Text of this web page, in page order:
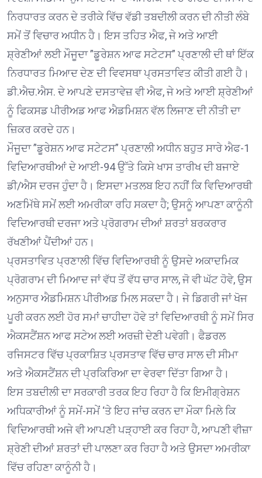
ਨਿਰਧਾਰਤ ਕਰਨ ਦੇ ਤਰੀਕੇ ਵਿੱਚ ਵੱਡੀ ਤਬਦੀਲੀ ਕਰਨ ਦੀ ਨੀਤੀ ਲੰਬੇ
ਸਮੇਂ ਤੋਂ ਵਿਚਾਰ ਅਧੀਨ ਹੈ। ਇਸ ਤਹਿਤ ਐਫ, ਜੇ ਅਤੇ ਆਈ
ਸ਼੍ਰੇਣੀਆਂ ਲਈ ਮੌਜੂਦਾ ”ਡੂਰੇਸ਼ਨ ਆਫ ਸਟੇਟਸ” ਪ੍ਰਣਾਲੀ ਦੀ ਥਾਂ ਇੱਕ
ਨਿਰਧਾਰਤ ਮਿਆਦ ਦੇਣ ਦੀ ਵਿਵਸਥਾ ਪ੍ਰਸਤਾਵਿਤ ਕੀਤੀ ਗਈ ਹੈ।
ਡੀ.ਐਚ.ਐਸ. ਦੇ ਆਪਣੇ ਦਸਤਾਵੇਜ਼ ਵੀ ਐਫ, ਜੇ ਅਤੇ ਆਈ ਸ਼੍ਰੇਣੀਆਂ
ਨੂੰ ਫਿਕਸਡ ਪੀਰੀਅਡ ਆਫ ਐਡਮਿਸ਼ਨ ਵੱਲ ਲਿਜਾਣ ਦੀ ਨੀਤੀ ਦਾ
ਜ਼ਿਕਰ ਕਰਦੇ ਹਨ।
ਮੌਜੂਦਾ ”ਡੂਰੇਸ਼ਨ ਆਫ ਸਟੇਟਸ” ਪ੍ਰਣਾਲੀ ਅਧੀਨ ਬਹੁਤ ਸਾਰੇ ਐਫ-1
ਵਿਦਿਆਰਥੀਆਂ ਦੇ ਆਈ-94 ਉੱਤੇ ਕਿਸੇ ਖਾਸ ਤਾਰੀਖ ਦੀ ਬਜਾਏ
ਡੀ/ਐਸ ਦਰਜ ਹੁੰਦਾ ਹੈ। ਇਸਦਾ ਮਤਲਬ ਇਹ ਨਹੀਂ ਕਿ ਵਿਦਿਆਰਥੀ
ਅਣਮਿੱਥੇ ਸਮੇਂ ਲਈ ਅਮਰੀਕਾ ਰਹਿ ਸਕਦਾ ਹੈ; ਉਸਨੂੰ ਆਪਣਾ ਕਾਨੂੰਨੀ
ਵਿਦਿਆਰਥੀ ਦਰਜਾ ਅਤੇ ਪ੍ਰੋਗਰਾਮ ਦੀਆਂ ਸ਼ਰਤਾਂ ਬਰਕਰਾਰ
ਰੱਖਣੀਆਂ ਪੈਂਦੀਆਂ ਹਨ।
ਪ੍ਰਸਤਾਵਿਤ ਪ੍ਰਣਾਲੀ ਵਿੱਚ ਵਿਦਿਆਰਥੀ ਨੂੰ ਉਸਦੇ ਅਕਾਦਮਿਕ
ਪ੍ਰੋਗਰਾਮ ਦੀ ਮਿਆਦ ਜਾਂ ਵੱਧ ਤੋਂ ਵੱਧ ਚਾਰ ਸਾਲ, ਜੋ ਵੀ ਘੱਟ ਹੋਵੇ, ਉਸ
ਅਨੁਸਾਰ ਐਡਮਿਸ਼ਨ ਪੀਰੀਅਡ ਮਿਲ ਸਕਦਾ ਹੈ। ਜੇ ਡਿਗਰੀ ਜਾਂ ਖੋਜ
ਪੂਰੀ ਕਰਨ ਲਈ ਹੋਰ ਸਮਾਂ ਚਾਹੀਦਾ ਹੋਵੇ ਤਾਂ ਵਿਦਿਆਰਥੀ ਨੂੰ ਸਮੇਂ ਸਿਰ
ਐਕਸਟੈਂਸ਼ਨ ਆਫ ਸਟੇਅ ਲਈ ਅਰਜ਼ੀ ਦੇਣੀ ਪਵੇਗੀ। ਫੈਡਰਲ
ਰਜਿਸਟਰ ਵਿੱਚ ਪ੍ਰਕਾਸ਼ਿਤ ਪ੍ਰਸਤਾਵ ਵਿੱਚ ਚਾਰ ਸਾਲ ਦੀ ਸੀਮਾ
ਅਤੇ ਐਕਸਟੈਂਸ਼ਨ ਦੀ ਪ੍ਰਕਿਰਿਆ ਦਾ ਵੇਰਵਾ ਦਿੱਤਾ ਗਿਆ ਹੈ।
ਇਸ ਤਬਦੀਲੀ ਦਾ ਸਰਕਾਰੀ ਤਰਕ ਇਹ ਰਿਹਾ ਹੈ ਕਿ ਇਮੀਗ੍ਰੇਸ਼ਨ
ਅਧਿਕਾਰੀਆਂ ਨੂੰ ਸਮੇਂ-ਸਮੇਂ ‘ਤੇ ਇਹ ਜਾਂਚ ਕਰਨ ਦਾ ਮੌਕਾ ਮਿਲੇ ਕਿ
ਵਿਦਿਆਰਥੀ ਅਜੇ ਵੀ ਆਪਣੀ ਪੜ੍ਹਾਈ ਕਰ ਰਿਹਾ ਹੈ, ਆਪਣੀ ਵੀਜ਼ਾ
ਸ਼੍ਰੇਣੀ ਦੀਆਂ ਸ਼ਰਤਾਂ ਦੀ ਪਾਲਣਾ ਕਰ ਰਿਹਾ ਹੈ ਅਤੇ ਉਸਦਾ ਅਮਰੀਕਾ
ਵਿੱਚ ਰਹਿਣਾ ਕਾਨੂੰਨੀ ਹੈ।